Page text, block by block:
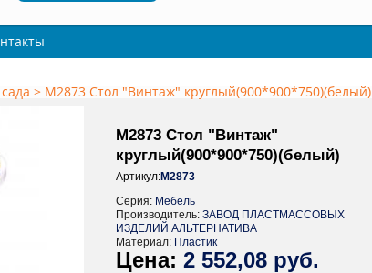
> М2873 Стол "Винтаж" круглый(900*900*750)(белый)
М2873 Стол "Винтаж"
круглый(900*900*750)(белый)
Артикул:М2873
Серия: Мебель
Производитель: ЗАВОД ПЛАСТМАССОВЫХ
ИЗДЕЛИЙ АЛЬТЕРНАТИВА
Материал: Пластик
2 552,08 руб.